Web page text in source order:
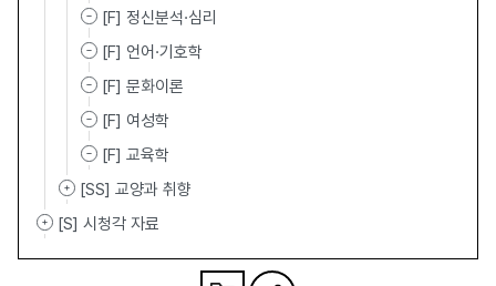
[F] 정신분석·심리
[F] 언어·기호학
[F] 문화이론
[F] 여성학
[F] 교육학
[SS] 교양과 취향
[S] 시청각 자료